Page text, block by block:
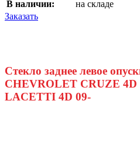
В наличии:
на складе
Заказать
Стекло заднее левое
CHEVROLET CRUZE 4D
LACETTI 4D 09-